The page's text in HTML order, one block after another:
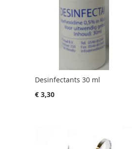
Desinfectants 30 ml
€ 3,30